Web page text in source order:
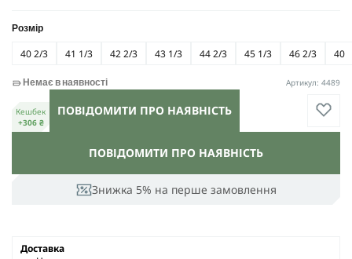
Розмір
40 2/3 41 1/3 42 2/3 43 1/3 44 2/3 45 1/3 46 2/3 40
Знижка 5% на перше замовлення
ПОВІДОМИТИ ПРО НАЯВНІСТЬ
Немає в наявності Артикул: 4489
Кешбек
+306 ₴
ПОВІДОМИТИ ПРО НАЯВНІСТЬ
Доставка